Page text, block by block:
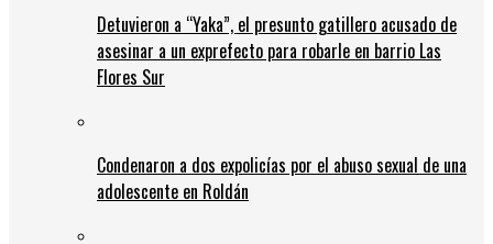
Detuvieron a “Yaka”, el presunto gatillero acusado de
asesinar a un exprefecto para robarle en barrio Las
Flores Sur
Condenaron a dos expolicías por el abuso sexual de una
adolescente en Roldán